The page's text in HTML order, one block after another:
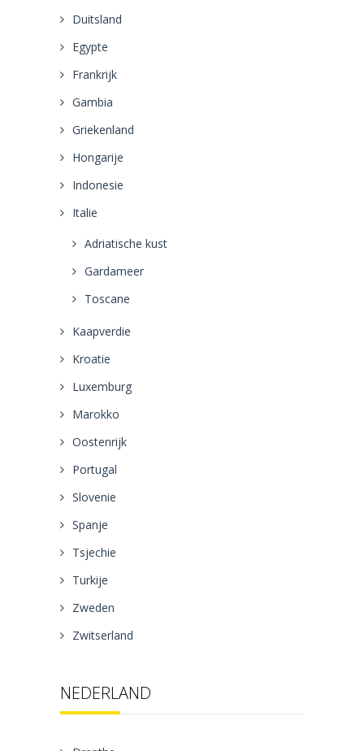
Duitsland
Egypte
Frankrijk
Gambia
Griekenland
Hongarije
Indonesie
Italie
Adriatische kust
Gardameer
Toscane
Kaapverdie
Kroatie
Luxemburg
Marokko
Oostenrijk
Portugal
Slovenie
Spanje
Tsjechie
Turkije
Zweden
Zwitserland
NEDERLAND